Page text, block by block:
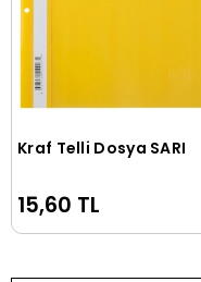
Sepete Ekle
Kraf Telli Dosya SARI
15,60 TL